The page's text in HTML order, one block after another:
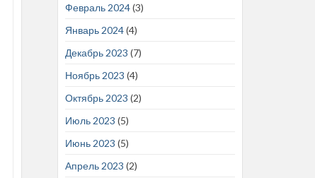
Февраль 2024(3)
Январь 2024(4)
Декабрь 2023 (7)
Ноябрь 2023 (4)
Октябрь 2023 (2)
Июль 2023 (5)
Июнь 2023 (5)
Апрель 2023 (2)